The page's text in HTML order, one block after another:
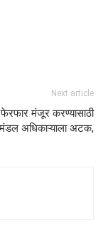
Next article
फेरफार मंजूर करण्यासाठी
अधिकाऱ्याला अटक,